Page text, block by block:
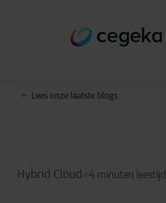
Lees onze laatste blogs
Hybrid Cloud 4 minuten leestijd